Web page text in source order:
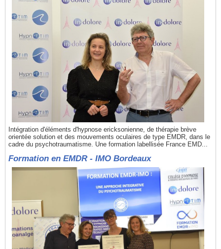
Intégration d'éléments d'hypnose ericksonienne, de thérapie brève
orientée solution et des mouvements oculaires de type EMDR, dans le
cadre du psychotraumatisme. Une formation labellisée France EMD...
Formation en EMDR - IMO Bordeaux